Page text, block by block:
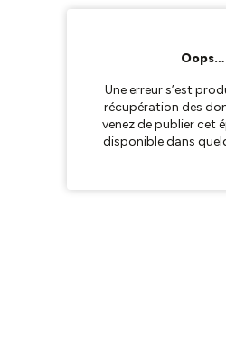
Oops…
Une erreur s’est
récupération des
venez de publier cet
disponible dans